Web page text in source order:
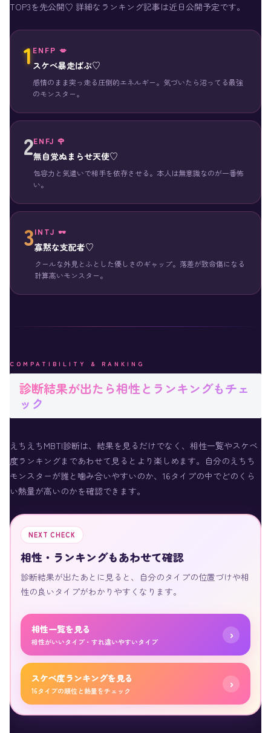
TOP3を先公開♡ 詳細なランキング記事は近日公開予定です。
1ENFP 💋
スケベ暴走ばぶ♡
感情のまま突っ走る圧倒的エネルギー。気づいたら沼ってる最強
のモンスター。
2ENFJ 🌹
無自覚ぬまらせ天使♡
包容力と気遣いで相手を依存させる。本人は無意識なのが一番怖
い。
3INTJ 🕶️
寡黙な支配者♡
クールな外見とふとした優しさのギャップ。落差が致命傷になる
計算高いモンスター。
COMPATIBILITY & RANKING
診断結果が出たら相性とランキングもチェ
ック
えちえちMBTI診断は、結果を見るだけでなく、相性一覧やスケベ
度ランキングまであわせて見るとより楽しめます。自分のえちち
モンスターが誰と噛み合いやすいのか、16タイプの中でどのくら
い熱量が高いのかを確認できます。
NEXT CHECK
相性・ランキングもあわせて確認
診断結果が出たあとに見ると、自分のタイプの位置づけや相
性の良いタイプがわかりやすくなります。
相性一覧を見る
相性がいいタイプ・すれ違いやすいタイプ ›
スケベ度ランキングを見る
16タイプの順位と熱量をチェック ›